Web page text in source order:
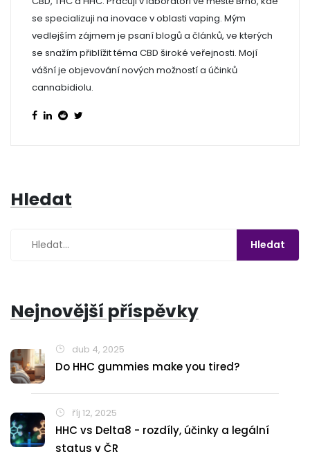
se specializuji na inovace v oblasti vaping. Mým
vedlejším zájmem je psaní blogů a článků, ve kterých
se snažím přiblížit téma CBD široké veřejnosti. Mojí
vášní je objevování nových možností a účinků
cannabidiolu.
Hledat
Nejnovější příspěvky
dub 4, 2025
Do HHC gummies make you tired?
říj 12, 2025
HHC vs Delta8 - rozdíly, účinky a legální
status v ČR